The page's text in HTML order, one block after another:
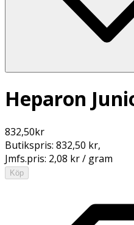
Heparon
832,50kr
Butikspris: 832,50 kr,
Jmfs.pris: 2,08 kr / gram
Köp